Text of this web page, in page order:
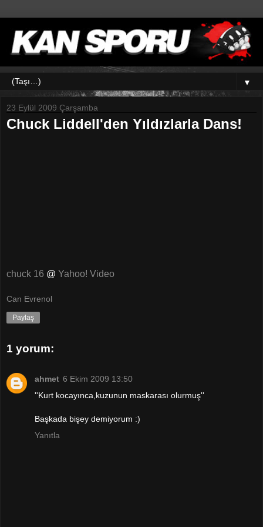
▼
23 Eylül 2009 Çarşamba
Chuck Liddell'den Yıldızlarla Dans!
chuck 16 @ Yahoo! Video
Can Evrenol
Paylaş
1 yorum:
ahmet 6 Ekim 2009 13:50
''Kurt kocayınca,kuzunun maskarası olurmuş''
Başkada bişey demiyorum :)
Yanıtla